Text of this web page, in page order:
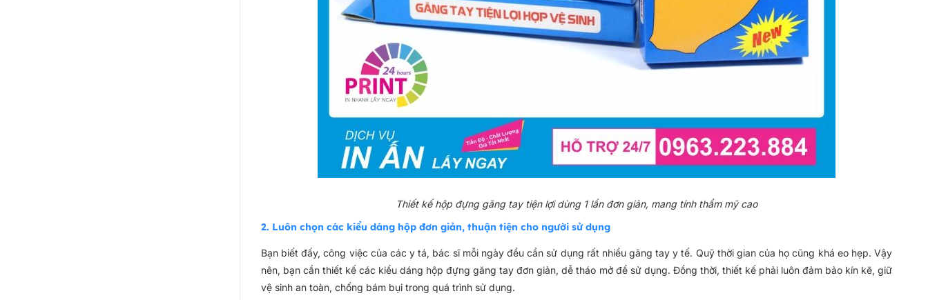
Thiết kế hộp đựng găng tay tiện lợi dùng 1 lần đơn giản, mang tính thẩm mỹ cao
2. Luôn chọn các kiểu dáng hộp đơn giản, thuận tiện cho người sử dụng
Bạn biết đấy, công việc của các y tá, bác sĩ mỗi ngày đều cần sử dụng rất nhiều găng tay y tế. Quỹ thời gian của họ cũng khá eo hẹp. Vậy
nên, bạn cần thiết kế các kiểu dáng hộp đựng găng tay đơn giản, dễ tháo mở để sử dụng. Đồng thời, thiết kế phải luôn đảm bảo kín kẽ, giữ
vệ sinh an toàn, chống bám bụi trong quá trình sử dụng.